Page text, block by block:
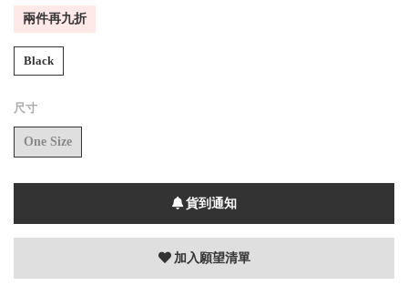
兩件再九折
Black
尺寸
One Size
貨到通知
加入願望清單